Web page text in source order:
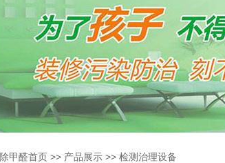
除甲醛首页 >> 产品展示 >> 检测治理设备